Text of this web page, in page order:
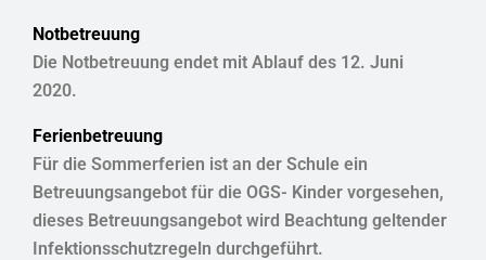
Notbetreuung
Die Notbetreuung endet mit Ablauf des 12. Juni
2020.
Ferienbetreuung
Für die Sommerferien ist an der Schule ein
Betreuungsangebot für die OGS- Kinder vorgesehen,
dieses Betreuungsangebot wird Beachtung geltender
Infektionsschutzregeln durchgeführt.